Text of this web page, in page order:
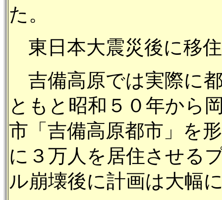
た。
東日本大震災後に移
吉備高原では実際に
ともと昭和５０年から
市「吉備高原都市」を
に３万人を居住させる
ル崩壊後に計画は大幅